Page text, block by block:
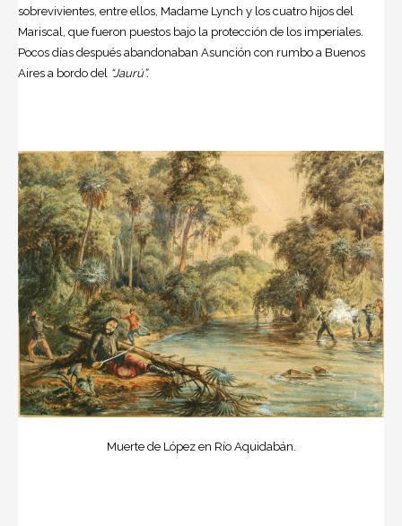
sobrevivientes, entre ellos, Madame Lynch y los cuatro hijos del
Mariscal, que fueron puestos bajo la protección de los imperiales.
Pocos días después abandonaban Asunción con rumbo a Buenos
Aires a bordo del “Jaurú”.
Muerte de López en Río Aquidabán.